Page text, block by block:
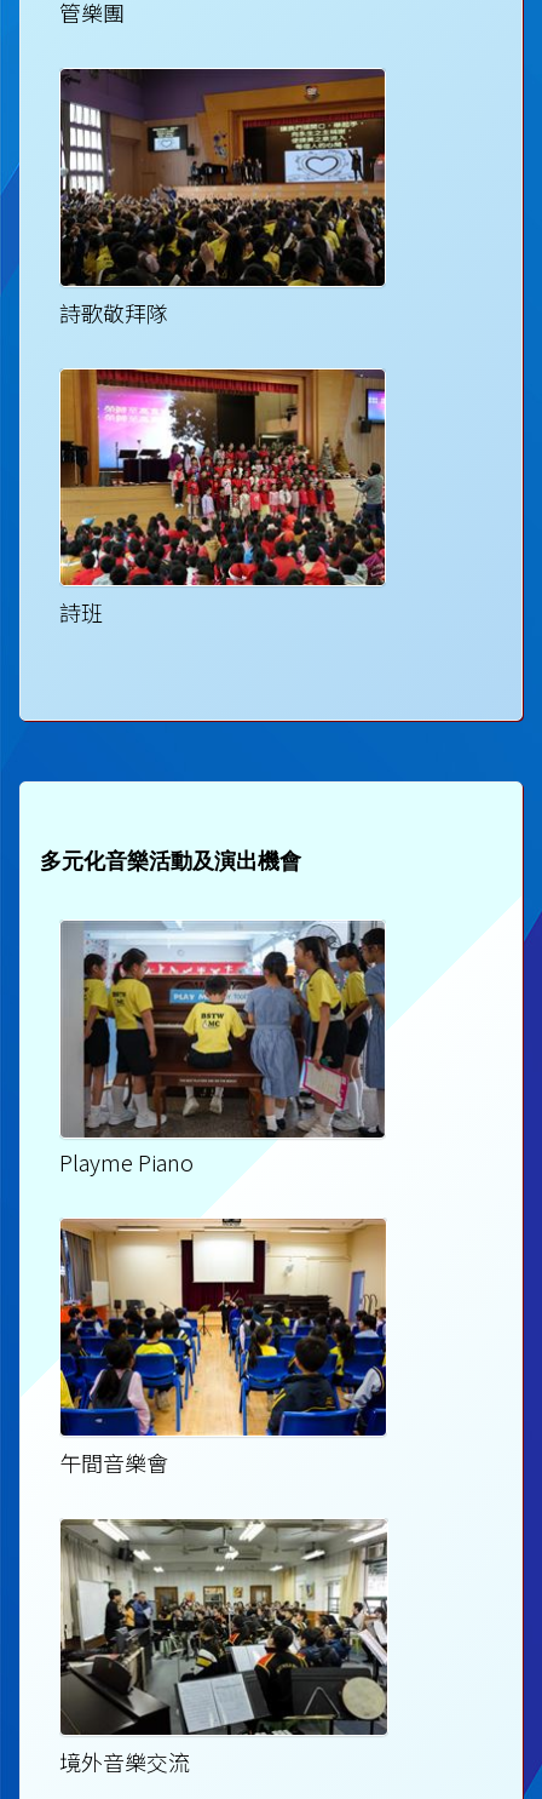
管樂團
詩歌敬拜隊
詩班
多元化音樂活動及演出機會
Playme Piano
午間音樂會
境外音樂交流